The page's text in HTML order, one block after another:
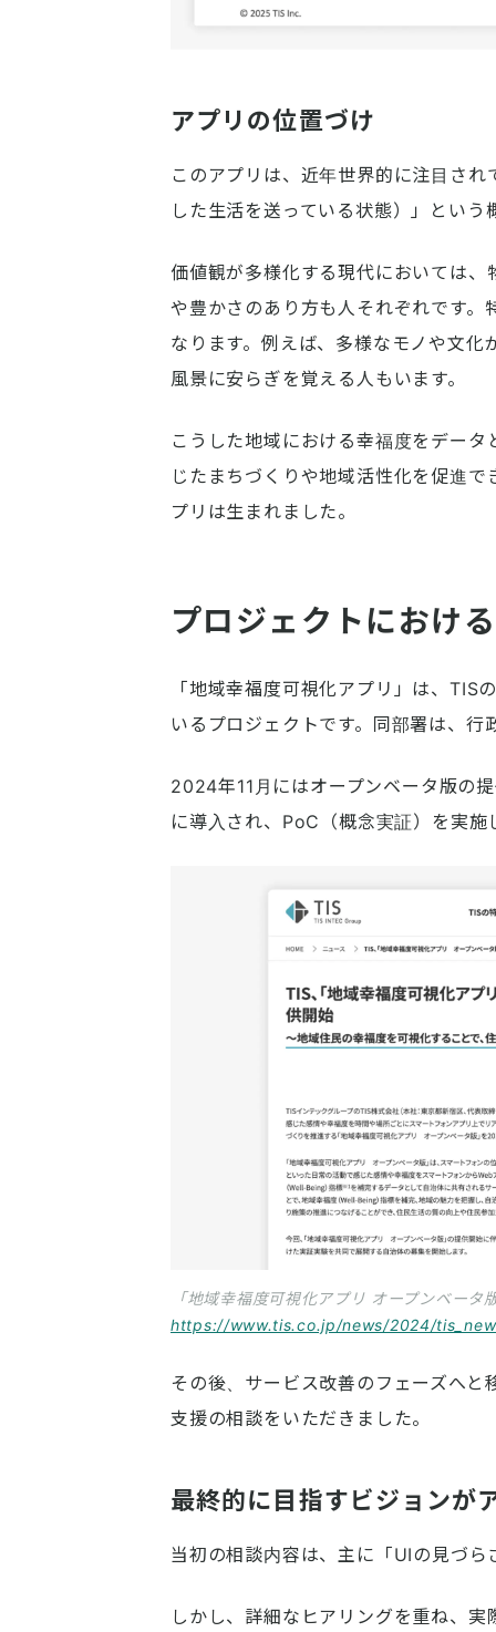
アプリの位置づけ
このアプリは、近年世界的に注目さ
した生活を送っている状態）」とい
価値観が多様化する現代においては
や豊かさのあり方も人それぞれです
なります。例えば、多様なモノや文
風景に安らぎを覚える人もいます。
こうした地域における幸福度をデー
じたまちづくりや地域活性化を促進
プリは生まれました。
プロジェクトにおけ
「地域幸福度可視化アプリ」は、
いるプロジェクトです。同部署は、行
2024年11月にはオープンベータ版の
に導入され、PoC（概念実証）を実施
「地域幸福度可視化アプリ オープンベー
https://www.tis.co.jp/news/2024/
その後、サービス改善のフェーズへ
支援の相談をいただきました。
最終的に目指すビジョンが
当初の相談内容は、主に「UIの見づ
しかし、詳細なヒアリングを重ね、